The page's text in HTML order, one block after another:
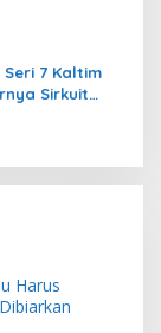
7 Kaltim
Sirkuit
Harus